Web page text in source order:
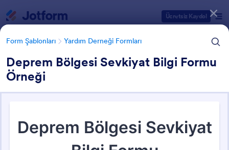
Ücretsiz Kaydol
Form Şablonları Yardım Derneği Formları
Deprem Bölgesi Sevkiyat Bilgi Formu
Örneği
Yardım Derneği Formları
Form Şablonu Kategorileri